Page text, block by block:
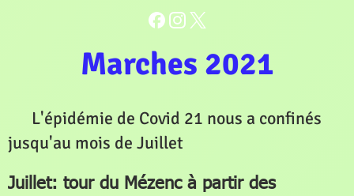
Marches 2021
L'épidémie de Covid 21 nous a confinés
jusqu'au mois de Juillet
Juillet: tour du Mézenc à partir des